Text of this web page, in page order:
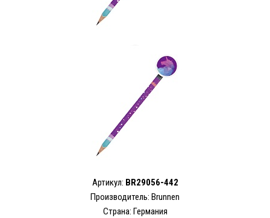
Артикул: BR29056-442
Производитель: Brunnen
Страна: Германия